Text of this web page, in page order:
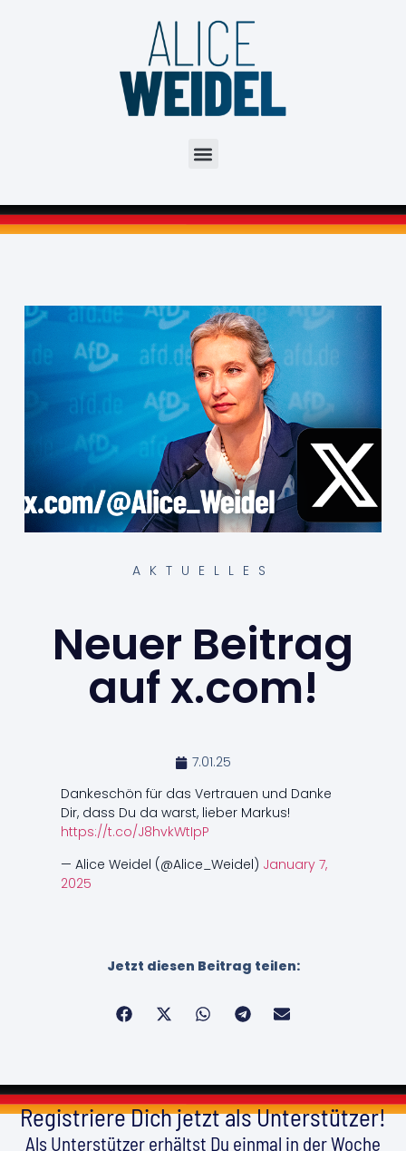
AKTUELLES
Neuer Beitrag
auf x.com!
7.01.25
Dankeschön für das Vertrauen und Danke
Dir, dass Du da warst, lieber Markus!
https://t.co/J8hvkWtIpP
— Alice Weidel (@Alice_Weidel) January 7,
2025
Jetzt diesen Beitrag teilen:
Registriere Dich jetzt als Unterstützer!
Als Unterstützer erhältst Du einmal in der Woche